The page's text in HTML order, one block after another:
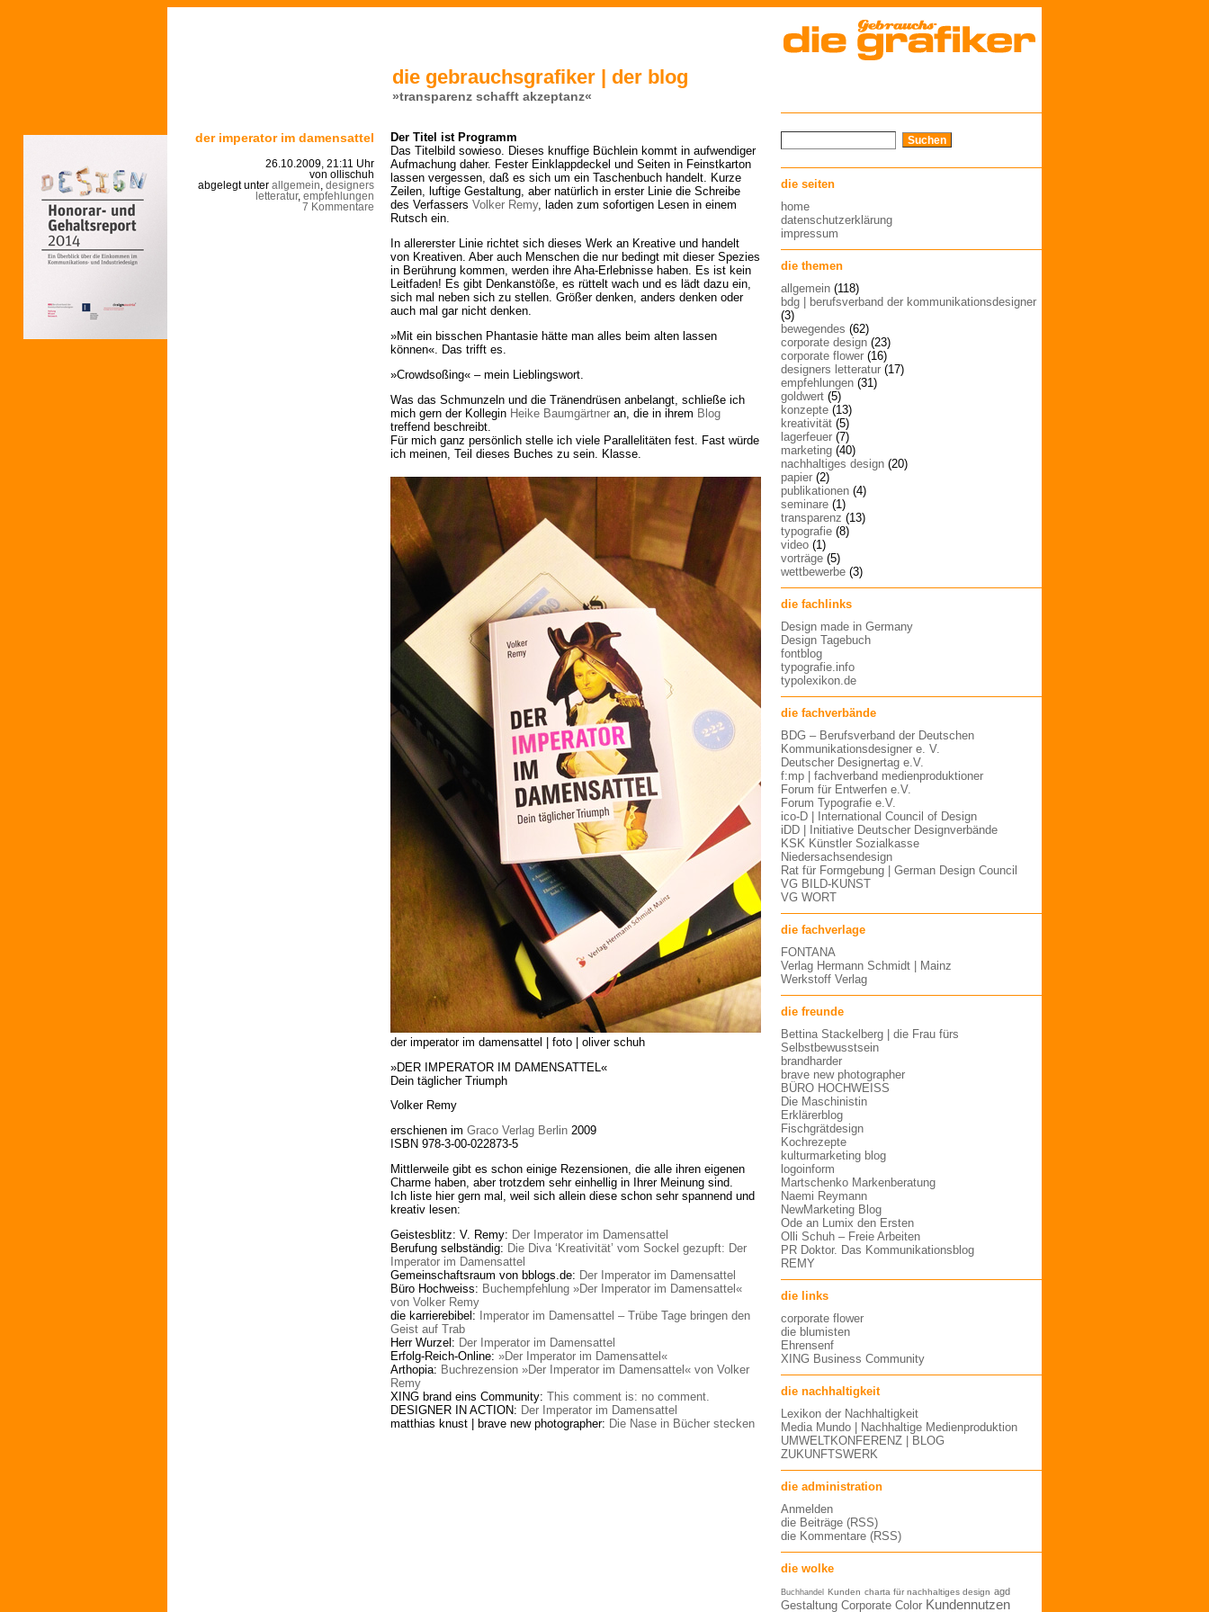
die gebrauchsgrafiker | der blog
»transparenz schafft akzeptanz«
der imperator im damensattel
26.10.2009, 21:11 Uhr
von ollischuh
abgelegt unter allgemein designers
letteratur, empfehlungen
7 Kommentare
Der Titel ist Programm
Das Titelbild sowieso. Dieses knuffige Büchlein kommt in aufwendiger
Aufmachung daher. Fester Einklappdeckel und Seiten in Feinstkarton
lassen vergessen, daß es sich um ein Taschenbuch handelt. Kurze
Zeilen, luftige Gestaltung, aber natürlich in erster Linie die Schreibe
des Verfassers Volker Remy, laden zum sofortigen Lesen in einem
Rutsch ein.
In allererster Linie richtet sich dieses Werk an Kreative und handelt
von Kreativen. Aber auch Menschen die nur bedingt mit dieser Spezies
in Berührung kommen, werden ihre Aha-Erlebnisse haben. Es ist kein
Leitfaden! Es gibt Denkanstöße, es rüttelt wach und es lädt dazu ein,
sich mal neben sich zu stellen. Größer denken, anders denken oder
auch mal gar nicht denken.
»Mit ein bisschen Phantasie hätte man alles beim alten lassen
können«. Das trifft es.
»Crowdsoßing« – mein Lieblingswort.
Was das Schmunzeln und die Tränendrüsen anbelangt, schließe ich
mich gern der Kollegin Heike Baumgärtner an, die in ihrem Blog
treffend beschreibt.
Für mich ganz persönlich stelle ich viele Parallelitäten fest. Fast würde
ich meinen, Teil dieses Buches zu sein. Klasse.
der imperator im damensattel | foto | oliver schuh
»DER IMPERATOR IM DAMENSATTEL«
Dein täglicher Triumph
Volker Remy
erschienen im Graco Verlag Berlin 2009
ISBN 978-3-00-022873-5
Mittlerweile gibt es schon einige Rezensionen, die alle ihren eigenen
Charme haben, aber trotzdem sehr einhellig in Ihrer Meinung sind.
Ich liste hier gern mal, weil sich allein diese schon sehr spannend und
kreativ lesen:
Geistesblitz: V. Remy: Der Imperator im Damensattel
Berufung selbständig: Die Diva ‘Kreativität’ vom Sockel gezupft: Der
Imperator im Damensattel
Gemeinschaftsraum von bblogs.de: Der Imperator im Damensattel
Büro Hochweiss: Buchempfehlung »Der Imperator im Damensattel«
von Volker Remy
die karrierebibel:
Imperator im Damensattel – Trübe Tage bringen den
Geist auf Trab
Herr Wurzel: Der Imperator im Damensattel
Erfolg-Reich-Online: »Der Imperator im Damensattel«
Arthopia: Buchrezension »Der Imperator im Damensattel« von Volker
Remy
XING brand eins Community: This comment is: no comment.
DESIGNER IN ACTION: Der Imperator im Damensattel
matthias knust | brave new photographer: Die Nase in Bücher stecken
die seiten
home
datenschutzerklärung
impressum
die themen
allgemein (118)
bdg | berufsverband der kommunikationsdesigner
(3)
bewegendes (62)
corporate design (23)
corporate flower (16)
designers letteratur (17)
empfehlungen (31)
goldwert (5)
konzepte (13)
kreativität (5)
lagerfeuer (7)
marketing (40)
nachhaltiges design (20)
papier (2)
publikationen (4)
seminare (1)
transparenz (13)
typografie (8)
video (1)
vorträge (5)
wettbewerbe (3)
die fachlinks
Design made in Germany
Design Tagebuch
fontblog
typografie.info
typolexikon.de
die fachverbände
BDG – Berufsverband der Deutschen
Kommunikationsdesigner e. V.
Deutscher Designertag e.V.
f:mp | fachverband medienproduktioner
Forum für Entwerfen e.V.
Forum Typografie e.V.
ico-D | International Council of Design
iDD | Initiative Deutscher Designverbände
KSK Künstler Sozialkasse
Niedersachsendesign
Rat für Formgebung | German Design Council
VG BILD-KUNST
VG WORT
die fachverlage
FONTANA
Verlag Hermann Schmidt | Mainz
Werkstoff Verlag
die freunde
Bettina Stackelberg | die Frau fürs
Selbstbewusstsein
brandharder
brave new photographer
BÜRO HOCHWEISS
Die Maschinistin
Erklärerblog
Fischgrätdesign
Kochrezepte
kulturmarketing blog
logoinform
Martschenko Markenberatung
Naemi Reymann
NewMarketing Blog
Ode an Lumix den Ersten
Olli Schuh – Freie Arbeiten
PR Doktor. Das Kommunikationsblog
REMY
die links
corporate flower
die blumisten
Ehrensenf
XING Business Community
die nachhaltigkeit
Lexikon der Nachhaltigkeit
Media Mundo | Nachhaltige Medienproduktion
UMWELTKONFERENZ | BLOG
ZUKUNFTSWERK
die administration
Anmelden
die Beiträge (RSS)
die Kommentare (RSS)
die wolke
Buchhandel Kunden charta für nachhaltiges design agd
Gestaltung Corporate Color Kundennutzen